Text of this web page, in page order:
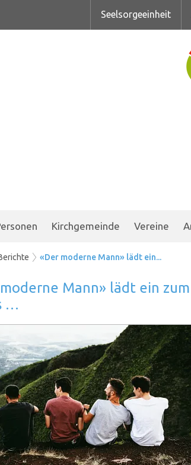
Seelsorgeeinheit
Kirchgemeinde Vereine
«Der moderne Mann» lädt ein...
Mann» lädt ein
…